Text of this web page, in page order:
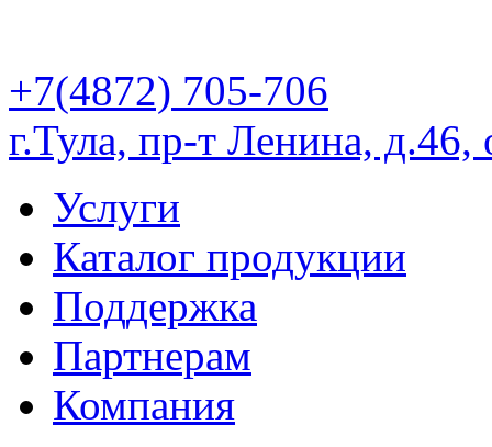
+7(4872) 705-706
г.Тула, пр-т Ленина, д.46,
Услуги
Каталог продукции
Поддержка
Партнерам
Компания